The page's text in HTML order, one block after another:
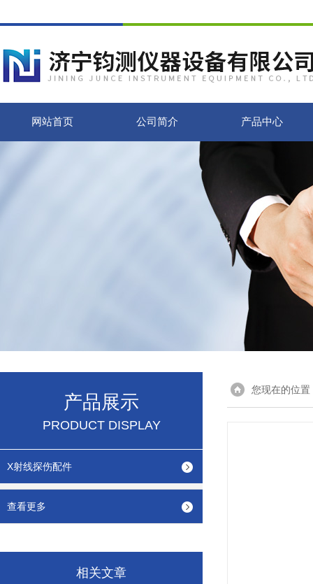
网站首页 公司简介 产品中心
产品展示
PRODUCT DISPLAY
X射线探伤配件
查看更多
相关文章
您现在的位置